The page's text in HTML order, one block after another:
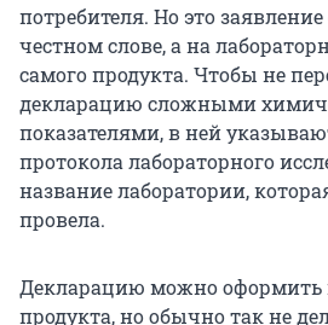
потребителя. Но это
честном слове, а на
самого продукта. Чтобы не
декларацию сложными
показателями, в ней
протокола лабораторного
название лаборатории,
провела.
Декларацию можно оформить
продукта, но обычно так не